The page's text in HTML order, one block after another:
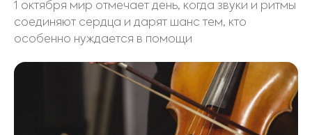
1 октября мир отмечает день, когда звуки и ритмы
соединяют сердца и дарят шанс тем, кто
особенно нуждается в помощи